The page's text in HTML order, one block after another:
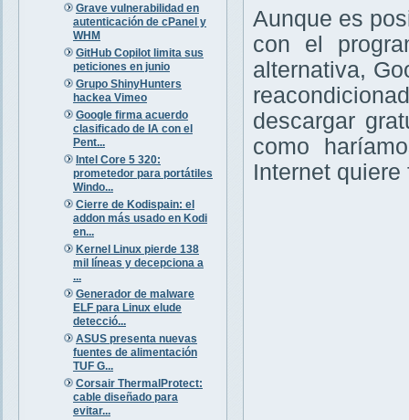
Grave vulnerabilidad en
autenticación de cPanel y
WHM
GitHub Copilot limita sus
peticiones en junio
Grupo ShinyHunters
hackea Vimeo
Google firma acuerdo
clasificado de IA con el
Pent...
Intel Core 5 320:
prometedor para portátiles
Windo...
Cierre de Kodispain: el
addon más usado en Kodi
en...
Kernel Linux pierde 138
mil líneas y decepciona a
...
Generador de malware
ELF para Linux elude
detecció...
ASUS presenta nuevas
fuentes de alimentación
TUF G...
Corsair ThermalProtect:
cable diseñado para
evitar...
Aunque es
con el
alternativa,
descargar
como
Internet